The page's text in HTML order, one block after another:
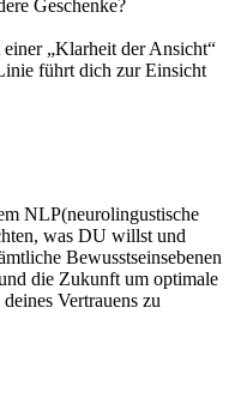
Geschenke?
„Klarheit der Ansicht“
führt dich zur Einsicht
NLP(neurolingustische
was DU willst und
Bewusstseinsebenen
die Zukunft um optimale
Vertrauens zu